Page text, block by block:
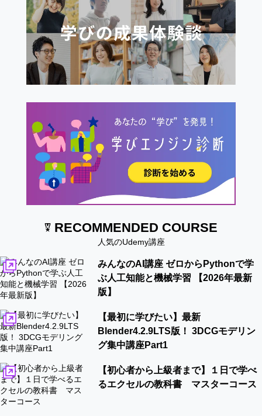
RECOMMENDED COURSE
人気のUdemy講座
みんなのAI講座 ゼロからPythonで学
ぶ人工知能と機械学習 【2026年最新
版】
【最初に学びたい】最新
Blender4.2.9LTS版！ 3DCGモデリン
グ集中講座Part1
【初心者から上級者まで】１日で学べ
るエクセルの教科書 マスターコース